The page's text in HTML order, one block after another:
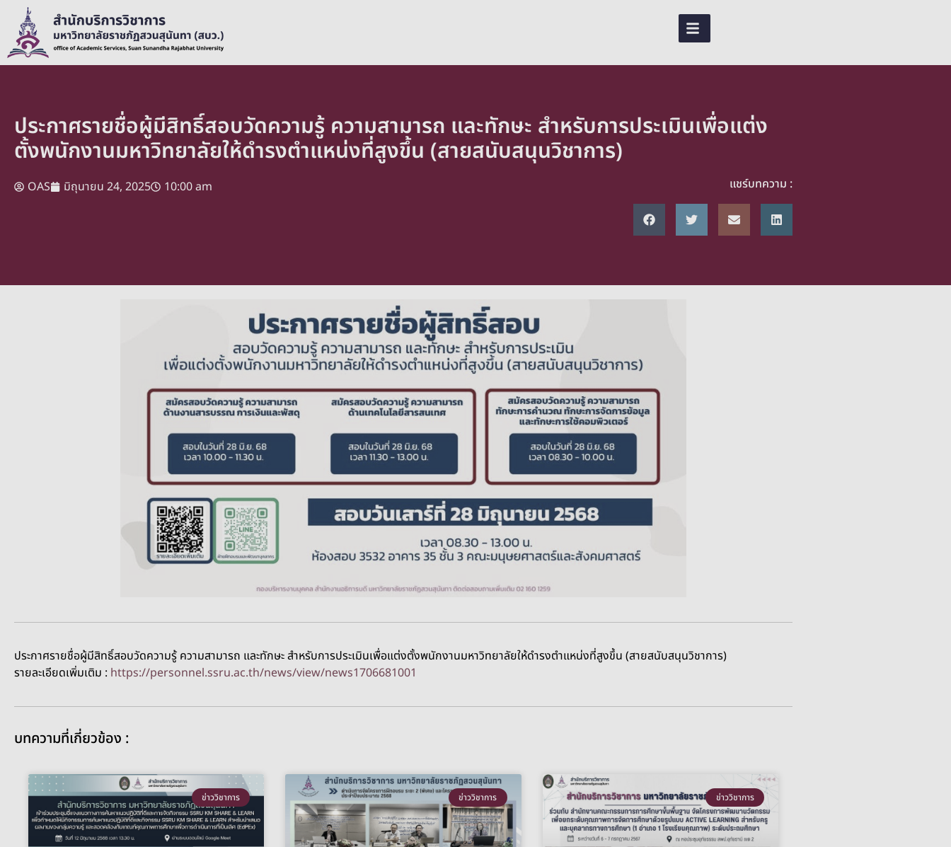
ประกาศรายชื่อผู้มีสิทธิ์สอบวัดความรู้ ความสามารถ และทักษะ สำหรับการประเมินเพื่อแต่ง
ตั้งพนักงานมหาวิทยาลัยให้ดำรงตำแหน่งที่สูงขึ้น (สายสนับสนุนวิชาการ)
OAS มิถุนายน 24, 2025 10:00 am แชร์บทความ :
ประกาศรายชื่อผู้มีสิทธิ์สอบวัดความรู้ ความสามารถ และทักษะ สำหรับการประเมินเพื่อแต่งตั้งพนักงานมหาวิทยาลัยให้ดำรงตำแหน่งที่สูงขึ้น (สายสนับสนุนวิชาการ)
รายละเอียดเพิ่มเติม : https://personnel.ssru.ac.th/news/view/news1706681001
บทความที่เกี่ยวข้อง :
ข่าววิชาการ ข่าววิชาการ ข่าววิชาการ